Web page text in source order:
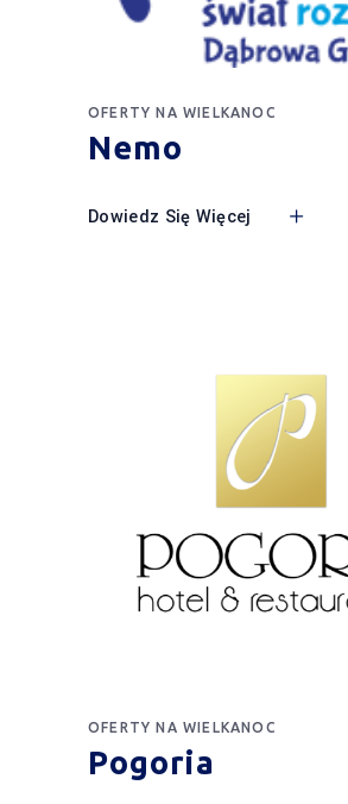
OFERTY NA WIELKANOC
Nemo
Dowiedz Się Więcej
OFERTY NA WIELKANOC
Pogoria